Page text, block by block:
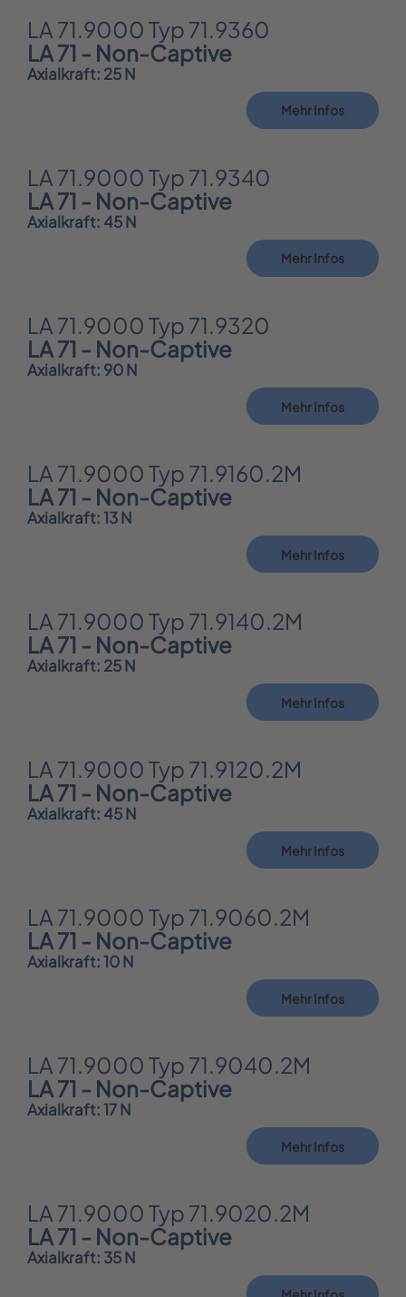
LA 71.9000 Typ 71.9360
LA 71 - Non-Captive
Axialkraft: 25 N
Mehr Infos
LA 71.9000 Typ 71.9340
LA 71 - Non-Captive
Axialkraft: 45 N
Mehr Infos
LA 71.9000 Typ 71.9320
LA 71 - Non-Captive
Axialkraft: 90 N
Mehr Infos
LA 71.9000 Typ 71.9160.2M
LA 71 - Non-Captive
Axialkraft: 13 N
Mehr Infos
LA 71.9000 Typ 71.9140.2M
LA 71 - Non-Captive
Axialkraft: 25 N
Mehr Infos
LA 71.9000 Typ 71.9120.2M
LA 71 - Non-Captive
Axialkraft: 45 N
Mehr Infos
LA 71.9000 Typ 71.9060.2M
LA 71 - Non-Captive
Axialkraft: 10 N
Mehr Infos
LA 71.9000 Typ 71.9040.2M
LA 71 - Non-Captive
Axialkraft: 17 N
Mehr Infos
LA 71.9000 Typ 71.9020.2M
LA 71 - Non-Captive
Axialkraft: 35 N